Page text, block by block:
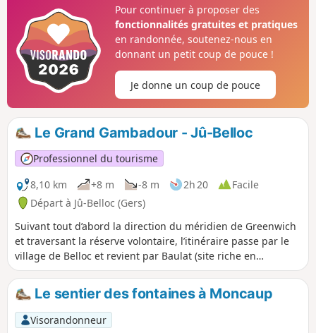
Pour continuer à proposer des
fonctionnalités gratuites et pratiques
en randonnée, soutenez-nous en
donnant un petit coup de pouce !
Je donne un coup de pouce
Le Grand Gambadour - Jû-Belloc
Professionnel du tourisme
8,10 km
+8 m -8 m 2h 20
Facile
Départ à Jû-Belloc (Gers)
Suivant tout d’abord la direction du méridien de Greenwich
et traversant la réserve volontaire, l’itinéraire passe par le
village de Belloc et revient par Baulat (site riche en
patrimoine moulins et lavoirs).
Le sentier des fontaines à Moncaup
Visorandonneur